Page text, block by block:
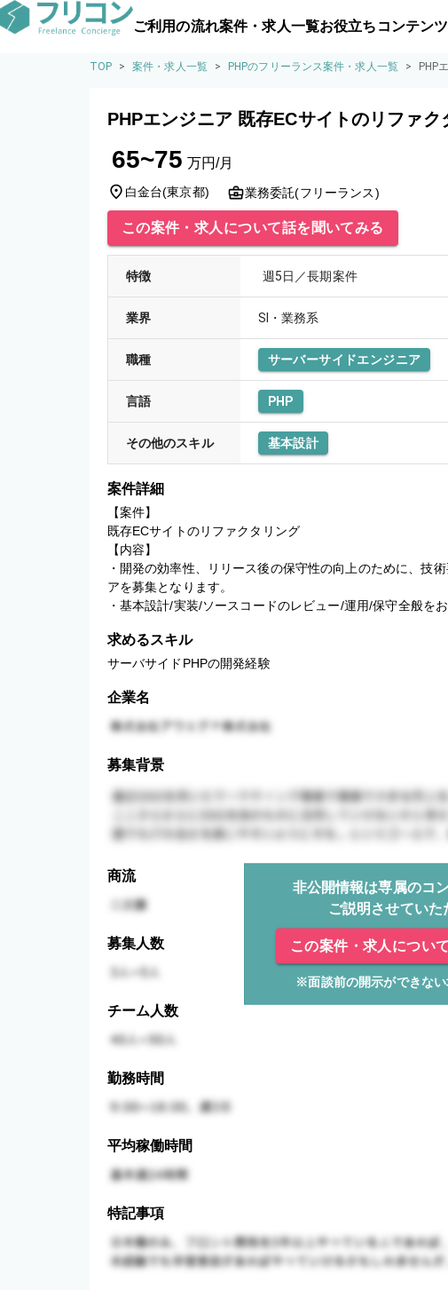
ご利用の流れ案件・求人一覧お役立ちコンテンツ
TOP > 案件・求人一覧 > PHPのフリーランス案件・求人一覧 > PHP
PHPエンジニア 既存ECサイトのリファク
65~75 万円/月
白金台(東京都) 業務委託(フリーランス)
この案件・求人について話を聞いてみる
特徴 週5日／長期案件
業界 SI・業務系
職種 サーバーサイドエンジニア
言語 PHP
その他のスキル 基本設計
案件詳細
【案件】
既存ECサイトのリファクタリング
【内容】
・開発の効率性、リリース後の保守性の向上のために、技
アを募集となります。
・基本設計/実装/ソースコードのレビュー/運用/保守全般を
求めるスキル
サーバサイドPHPの開発経験
企業名
募集背景
商流
非公開情報は専属のコ
ご説明させていた
この案件・求人につい
※面談前の開示ができない
募集人数
チーム人数
勤務時間
平均稼働時間
特記事項